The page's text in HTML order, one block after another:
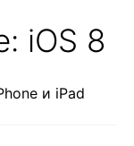
iOS 8
и iPad